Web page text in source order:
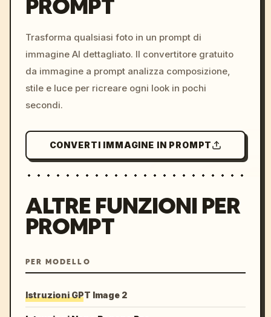
colors, 8k --v 6.0
PROMPT
Trasforma qualsiasi foto in un prompt di
immagine AI dettagliato. Il convertitore gratuito
da immagine a prompt analizza composizione,
stile e luce per ricreare ogni look in pochi
secondi.
CONVERTI IMMAGINE IN PROMPT
ALTRE FUNZIONI PER
PROMPT
PER MODELLO
Istruzioni GPT Image 2